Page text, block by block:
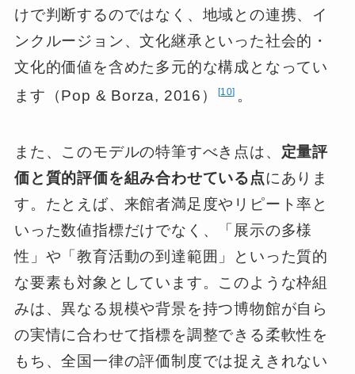
けで判断するのではなく、地域との連携、イ
ンクルージョン、文化継承といった社会的・
文化的価値を含めた多元的な構成となってい
ます（Pop & Borza, 2016）
10 。
また、このモデルの特筆すべき点は、 定量評
価と質的評価を組み合わせている点にありま
す。たとえば、来館者満足度やリピート率と
いった数値指標だけでなく、「展示の多様
性」や「教育活動の到達範囲」といった質的
な要素も対象としています。このような枠組
みは、異なる規模や背景を持つ博物館が自ら
の実情に合わせて指標を調整できる柔軟性を
もち、全国一律の評価制度では捉えきれない